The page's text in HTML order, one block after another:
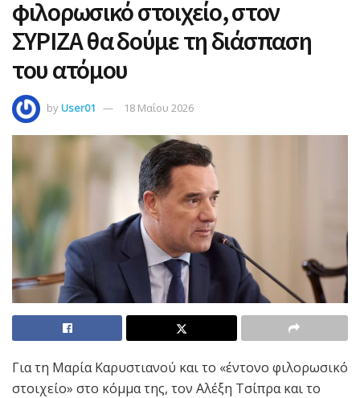
φιλορωσικό στοιχείο, στον
ΣΥΡΙΖΑ θα δούμε τη διάσπαση
του ατόμου
byUser01 18 Μαΐου 2026
Για τη Μαρία Καρυστιανού και το «έντονο φιλορωσικό
στοιχείο» στο κόμμα της, τον Αλέξη Τσίπρα και το